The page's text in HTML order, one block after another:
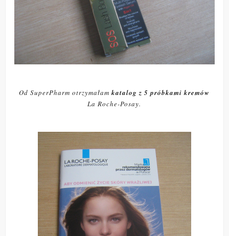
Od SuperPharm otrzymałamkatalog z 5 próbkami kremów
La Roche-Posay.